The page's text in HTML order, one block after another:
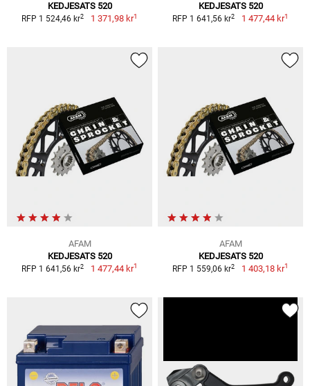
KEDJESATS 520
RFP 1 524,46 kr2 1 371,98 kr1
KEDJESATS 520
RFP 1 641,56 kr2 1 477,44 kr1
AFAM
KEDJESATS 520
RFP 1 641,56 kr2 1 477,44 kr1
AFAM
KEDJESATS 520
RFP 1 559,06 kr2 1 403,18 kr1